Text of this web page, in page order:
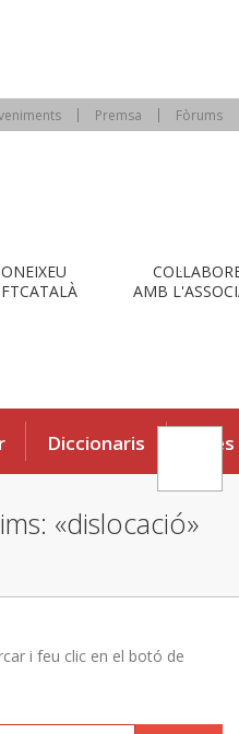
Premsa Fòrums
AMB
Diccionaris Eines
«dislocació»
i feu clic en el botó de